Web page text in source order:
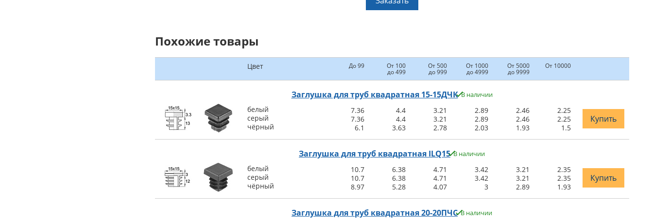
Похожие товары
Цвет До 99 От 100
до 499
От 500
до 999
От 1000
до 4999
От 5000
до 9999
От 10000
Заглушка для труб квадратная 15-15ДЧК В наличии
белый 7.36 4.4 3.21 2.89 2.46
2.25
серый
7.36 4.4 3.21 2.89 2.46
2.25
чёрный
6.1 3.63 2.78 2.03 1.93 1.5
Купить
Заглушка для труб квадратная ILQ15 В наличии
белый 10.7 6.38 4.71 3.42 3.21
2.35
серый
10.7 6.38 4.71 3.42 3.21
2.35
чёрный
8.97 5.28 4.07 3 2.89 1.93
Купить
Заглушка для труб квадратная 20-20ПЧС В наличии